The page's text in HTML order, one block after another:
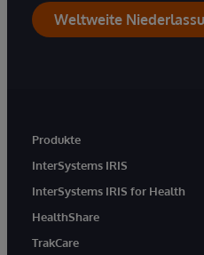
Weltweite
Produkte
InterSystems IRIS
InterSystems IRIS for Health
HealthShare
TrakCare